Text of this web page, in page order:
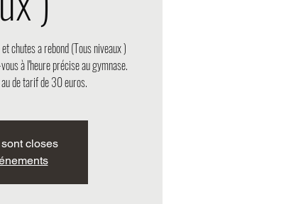
chutes a rebond (Tous niveaux )
à l'heure précise au gymnase.
de tarif de 30 euros.
closes